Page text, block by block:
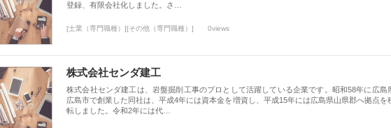
登録、有限会社化しました。さ…
[士業（専門職種）][その他（専門職種）] 0views
株式会社センダ建工
株式会社センダ建工は、岩盤掘削工事のプロとして活躍している企業です。昭和58年に広島
広島市で創業した同社は、平成4年には資本金を増資し、平成15年には広島県山県郡へ拠点を
転しました。令和2年には代…